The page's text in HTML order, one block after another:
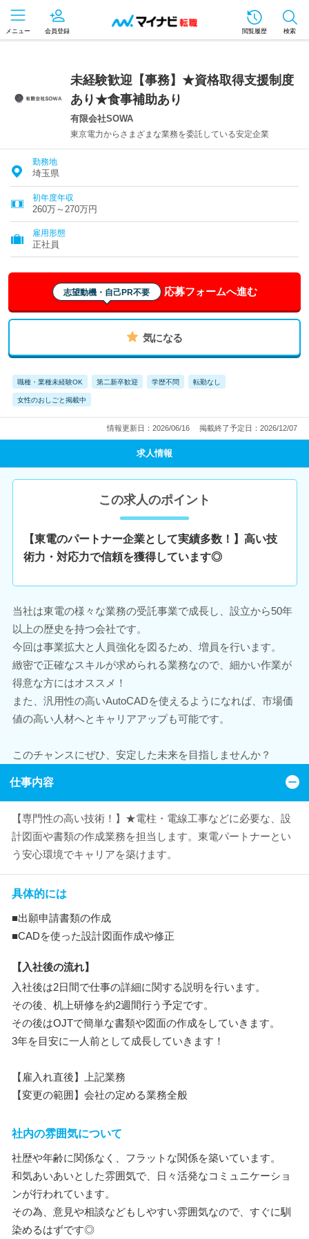
メニュー 会員登録 閲覧履歴 検索
未経験歓迎【事務】★資格取得支援制度
あり★食事補助あり
有限会社SOWA
東京電力からさまざまな業務を委託している安定企業
勤務地
埼玉県
初年度年収
260万～270万円
雇用形態
正社員
志望動機・自己PR不要 応募フォームへ進む
気になる
職種・業種未経験OK 第二新卒歓迎 学歴不問 転勤なし
女性のおしごと掲載中
情報更新日：2026/06/16 掲載終了予定日：2026/12/07
求人情報
この求人のポイント
【東電のパートナー企業として実績多数！】高い技
術力・対応力で信頼を獲得しています◎
当社は東電の様々な業務の受託事業で成長し、設立から50年
以上の歴史を持つ会社です。
今回は事業拡大と人員強化を図るため、増員を行います。
緻密で正確なスキルが求められる業務なので、細かい作業が
得意な方にはオススメ！
また、汎用性の高いAutoCADを使えるようになれば、市場価
値の高い人材へとキャリアアップも可能です。
このチャンスにぜひ、安定した未来を目指しませんか？
仕事内容
【専門性の高い技術！】★電柱・電線工事などに必要な、設
計図面や書類の作成業務を担当します。東電パートナーとい
う安心環境でキャリアを築けます。
具体的には
■出願申請書類の作成
■CADを使った設計図面作成や修正
【入社後の流れ】
入社後は2日間で仕事の詳細に関する説明を行います。
その後、机上研修を約2週間行う予定です。
その後はOJTで簡単な書類や図面の作成をしていきます。
3年を目安に一人前として成長していきます！
【雇入れ直後】上記業務
【変更の範囲】会社の定める業務全般
社内の雰囲気について
社歴や年齢に関係なく、フラットな関係を築いています。
和気あいあいとした雰囲気で、日々活発なコミュニケーショ
ンが行われています。
その為、意見や相談などもしやすい雰囲気なので、すぐに馴
染めるはずです◎